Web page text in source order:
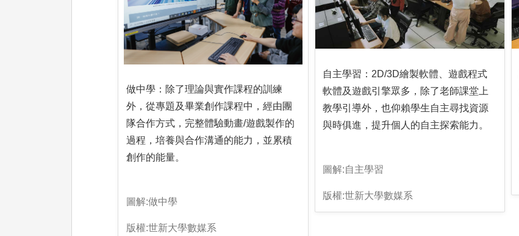
做中學：除了理論與實作課程的訓練
外，從專題及畢業創作課程中，經由團
隊合作方式，完整體驗動畫/遊戲製作的
過程，培養與合作溝通的能力，並累積
創作的能量。
圖解:做中學
版權:世新大學數媒系
自主學習：2D/3D繪製軟體、遊戲程式
軟體及遊戲引擎眾多，除了老師課堂上
教學引導外，也仰賴學生自主尋找資源
與時俱進，提升個人的自主探索能力。
圖解:自主學習
版權:世新大學數媒系